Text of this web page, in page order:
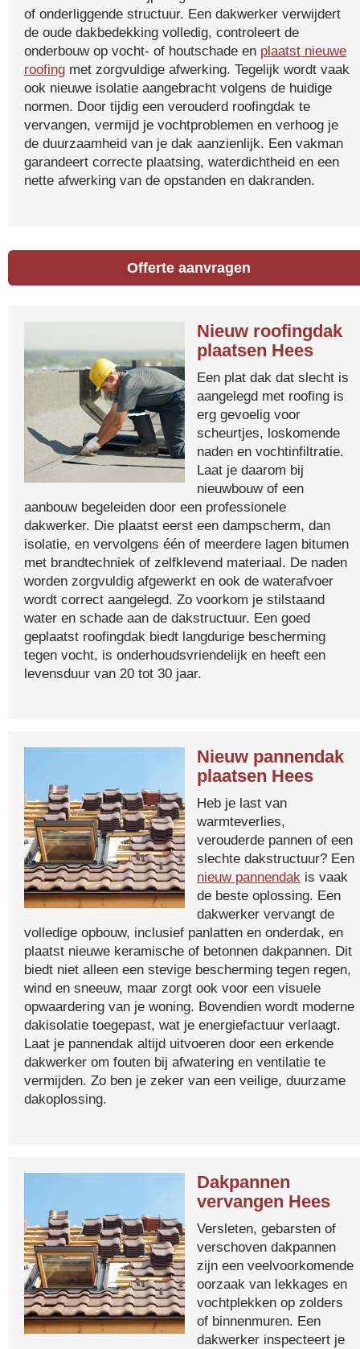
of onderliggende structuur. Een dakwerker verwijdert
de oude dakbedekking volledig, controleert de
onderbouw op vocht- of houtschade en plaatst nieuwe
roofing met zorgvuldige afwerking. Tegelijk wordt vaak
ook nieuwe isolatie aangebracht volgens de huidige
normen. Door tijdig een verouderd roofingdak te
vervangen, vermijd je vochtproblemen en verhoog je
de duurzaamheid van je dak aanzienlijk. Een vakman
garandeert correcte plaatsing, waterdichtheid en een
nette afwerking van de opstanden en dakranden.
Offerte aanvragen
Nieuw roofingdak
plaatsen Hees
Een plat dak dat slecht is
aangelegd met roofing is
erg gevoelig voor
scheurtjes, loskomende
naden en vochtinfiltratie.
Laat je daarom bij
nieuwbouw of een
aanbouw begeleiden door een professionele
dakwerker. Die plaatst eerst een dampscherm, dan
isolatie, en vervolgens één of meerdere lagen bitumen
met brandtechniek of zelfklevend materiaal. De naden
worden zorgvuldig afgewerkt en ook de waterafvoer
wordt correct aangelegd. Zo voorkom je stilstaand
water en schade aan de dakstructuur. Een goed
geplaatst roofingdak biedt langdurige bescherming
tegen vocht, is onderhoudsvriendelijk en heeft een
levensduur van 20 tot 30 jaar.
Nieuw pannendak
plaatsen Hees
Heb je last van
warmteverlies,
verouderde pannen of een
slechte dakstructuur? Een
nieuw pannendak is vaak
de beste oplossing. Een
dakwerker vervangt de
volledige opbouw, inclusief panlatten en onderdak, en
plaatst nieuwe keramische of betonnen dakpannen. Dit
biedt niet alleen een stevige bescherming tegen regen,
wind en sneeuw, maar zorgt ook voor een visuele
opwaardering van je woning. Bovendien wordt moderne
dakisolatie toegepast, wat je energiefactuur verlaagt.
Laat je pannendak altijd uitvoeren door een erkende
dakwerker om fouten bij afwatering en ventilatie te
vermijden. Zo ben je zeker van een veilige, duurzame
dakoplossing.
Dakpannen
vervangen Hees
Versleten, gebarsten of
verschoven dakpannen
zijn een veelvoorkomende
oorzaak van lekkages en
vochtplekken op zolders
of binnenmuren. Een
dakwerker inspecteert je